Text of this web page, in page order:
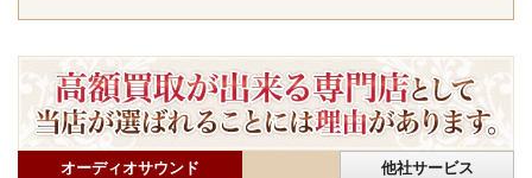
オーディオサウンド 他社サービス